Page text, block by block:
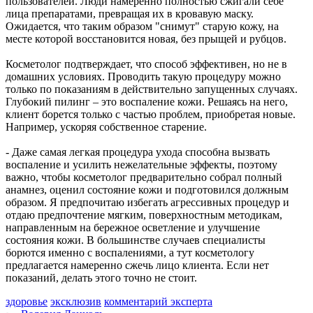
народов России
05.08.2026 | 16:33
На улице Ново-Садовой в Самаре 5 августа столкнулись
05.08.2026 | 16:32
"Развиваться и быть полезным": в Самарской области
добровольчество объединяет тысячи людей
05.08.2026 | 16:17
По инициативе Вячеслава Федорищева усилят роль Совета
ректоров вузов
В Самарской области появятся 37 новых светофоров
05.08.2026 | 15:36
Владимир Путин назначил главу войск беспилотных систем
России
05.08.2026 | 15:26
"Культура глазами художников": тольяттинцев приглашают на
передвижную выставку
05.08.2026 | 15:15
В Самаре пройдет всероссийский турнир по баскетболу
"Оранжевый мяч"
05.08.2026 | 15:15
прошлых эпох и работы современных художников
лица препаратами, превращая их в кровавую маску.
Ожидается, что таким образом "снимут" старую кожу, на
месте которой восстановится новая, без прыщей и рубцов.
Косметолог подтверждает, что способ эффективен, но не в
домашних условиях. Проводить такую процедуру можно
только по показаниям в действительно запущенных случаях.
Глубокий пилинг – это воспаление кожи. Решаясь на него,
клиент борется только с частью проблем, приобретая новые.
Например, ускоряя собственное старение.
- Даже самая легкая процедура ухода способна вызвать
воспаление и усилить нежелательные эффекты, поэтому
важно, чтобы косметолог предварительно собрал полный
анамнез, оценил состояние кожи и подготовился должным
образом. Я предпочитаю избегать агрессивных процедур и
отдаю предпочтение мягким, поверхностным методикам,
направленным на бережное осветление и улучшение
состояния кожи. В большинстве случаев специалисты
борются именно с воспалениями, а тут косметологу
предлагается намеренно сжечь лицо клиента. Если нет
показаний, делать этого точно не стоит.
здоровье эксклюзив комментарий эксперта